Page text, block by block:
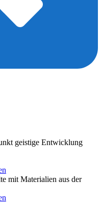
geistige Entwicklung
mit Materialien aus der